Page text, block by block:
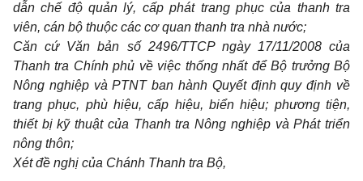
dẫn chế độ quản lý, cấp phát trang phục của thanh tra
viên, cán bộ thuộc các cơ quan thanh tra nhà nước;
Căn cứ Văn bản số 2496/TTCP ngày 17/11/2008 của
Thanh tra Chính phủ về việc thống nhất để Bộ trưởng Bộ
Nông nghiệp và PTNT ban hành Quyết định quy định về
trang phục, phù hiệu, cấp hiệu, biển hiệu; phương tiện,
thiết bị kỹ thuật của Thanh tra Nông nghiệp và Phát triển
nông thôn;
Xét đề nghị của Chánh Thanh tra Bộ,